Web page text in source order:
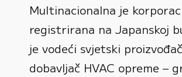
Multinacionalna je
registrirana na Japanskoj
je vodeći svjetski
dobavljač HVAC opreme –
0